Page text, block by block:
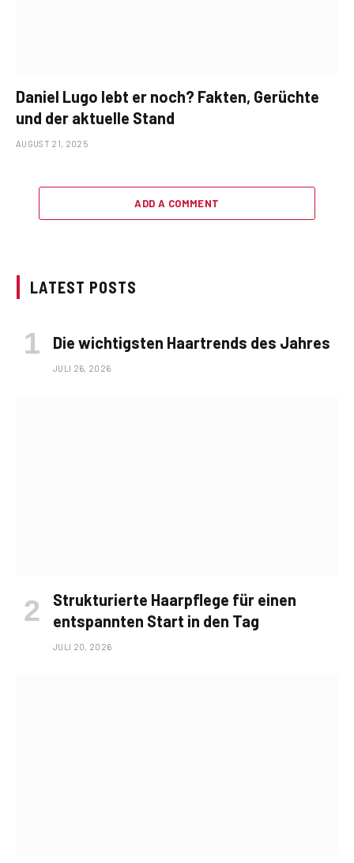
Daniel Lugo lebt er noch? Fakten, Gerüchte
und der aktuelle Stand
AUGUST 21, 2025
ADD A COMMENT
LATEST POSTS
Die wichtigsten Haartrends des Jahres
JULI 26, 2026
Strukturierte Haarpflege für einen
entspannten Start in den Tag
JULI 20, 2026